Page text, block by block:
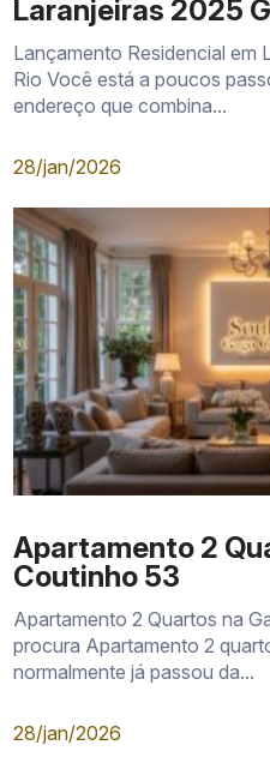
Laranjeiras 2025
Lançamento Residencial em
Rio Você está a poucos
endereço que combina...
28/jan/2026
Apartamento 2
Coutinho 53
Apartamento 2 Quartos na
procura Apartamento 2
normalmente já passou da...
28/jan/2026